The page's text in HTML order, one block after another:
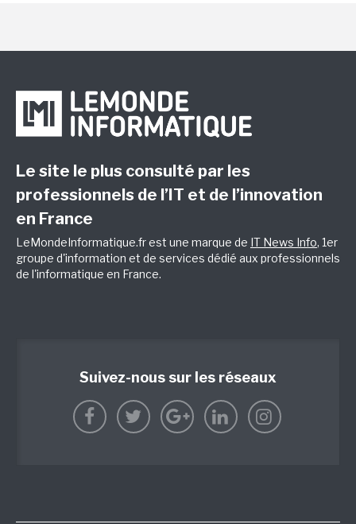
Le site le plus consulté par les
professionnels de l’IT et de l’innovation
en France
LeMondeInformatique.fr est une marque de IT News Info, 1er
groupe d'information et de services dédié aux professionnels
de l'informatique en France.
Suivez-nous sur les réseaux